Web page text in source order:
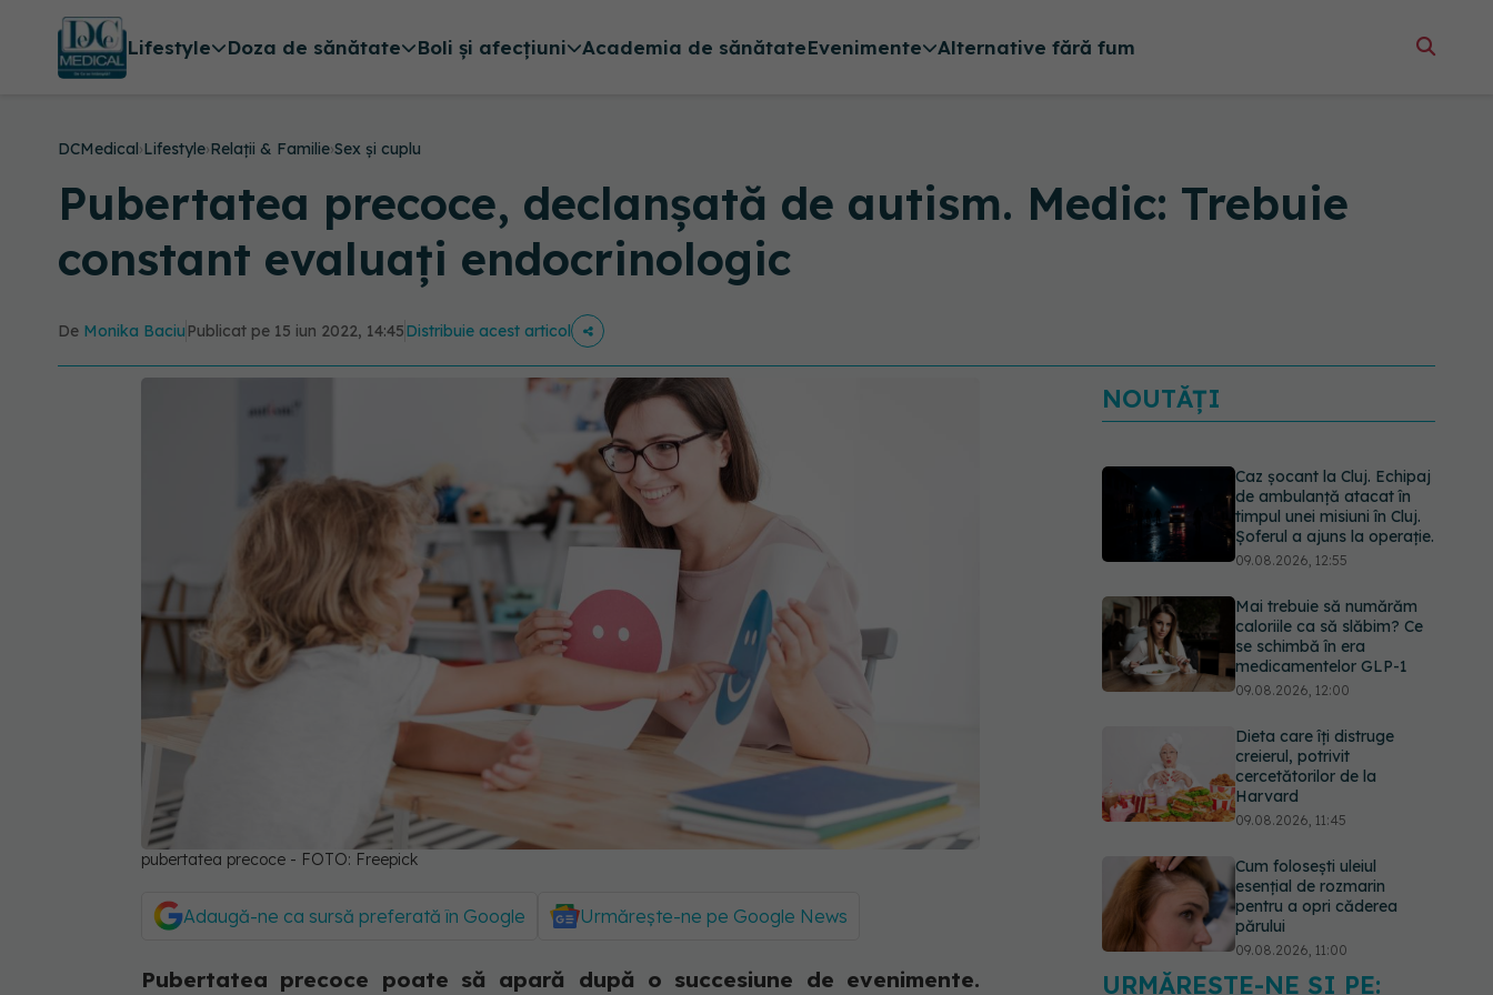
Lifestyle Doza de sănătate Boli și afecțiuni Academia de sănătateEvenimente Alternative fără fum
DCMedical›Lifestyle›Relații & Familie›Sex și cuplu
Pubertatea precoce, declanșată de autism. Medic: Trebuie
constant evaluați endocrinologic
De Monika Baciu Publicat pe 15 iun 2022, 14:45Distribuie acest articol
pubertatea precoce - FOTO: Freepick
Adaugă-ne ca sursă preferată în Google Urmărește-ne pe Google News
Pubertatea precoce poate să apară după o succesiune de evenimente.
NOUTĂȚI
Caz șocant la Cluj. Echipaj
de ambulanță atacat în
timpul unei misiuni în Cluj.
Șoferul a ajuns la operație.
09.08.2026, 12:55
Mai trebuie să numărăm
caloriile ca să slăbim? Ce
se schimbă în era
medicamentelor GLP-1
09.08.2026, 12:00
Dieta care îți distruge
creierul, potrivit
cercetătorilor de la
Harvard
09.08.2026, 11:45
Cum folosești uleiul
esențial de rozmarin
pentru a opri căderea
părului
09.08.2026, 11:00
URMĂREȘTE-NE ȘI PE: